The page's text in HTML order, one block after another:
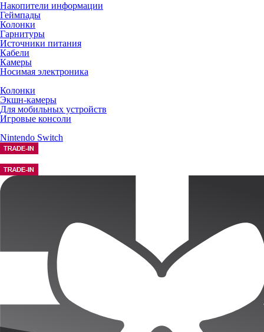
Накопители информации
Геймпады
Колонки
Гарнитуры
Источники питания
Кабели
Камеры
Носимая электроника
Колонки
Экшн-камеры
Для мобильных устройств
Игровые консоли
Nintendo Switch